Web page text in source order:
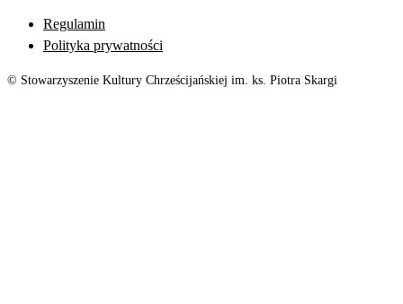
Regulamin
Polityka prywatności
© Stowarzyszenie Kultury Chrześcijańskiej im. ks. Piotra Skargi